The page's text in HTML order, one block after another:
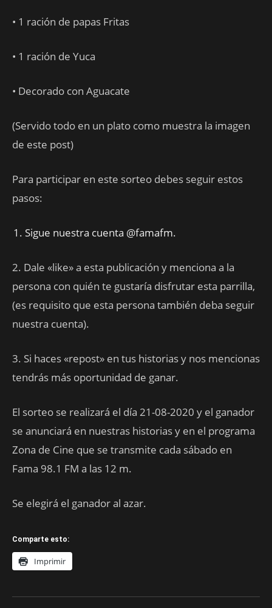
• 1 ración de papas Fritas
• 1 ración de Yuca
• Decorado con Aguacate
(Servido todo en un plato como muestra la imagen
de este post)
Para participar en este sorteo debes seguir estos
pasos:
Sigue nuestra cuenta @famafm.
2. Dale «like» a esta publicación y menciona a la
persona con quién te gustaría disfrutar esta parrilla,
(es requisito que esta persona también deba seguir
nuestra cuenta).
3. Si haces «repost» en tus historias y nos mencionas
tendrás más oportunidad de ganar.
El sorteo se realizará el día 21-08-2020 y el ganador
se anunciará en nuestras historias y en el programa
Zona de Cine que se transmite cada sábado en
Fama 98.1 FM a las 12 m.
Se elegirá el ganador al azar.
Comparte esto:
Imprimir